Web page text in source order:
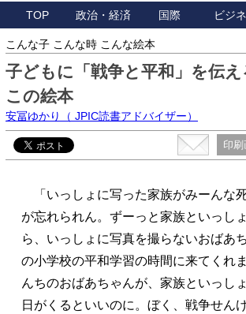
TOP 政治・経済 国際 ビジ
こんな子 こんな時 こんな絵本
子どもに「戦争と平和」を伝え
この絵本
安冨ゆかり （ JPIC読書アドバイザー）
印
「いっしょに写った家族がみーんな
が忘れられん。ずーっと家族といっし
ら、いっしょに写真を撮らないおばあ
の小学校の平和学習の時間に来てくれ
んちのおばあちゃんが、家族といっし
日がくるといいのに。ぼく、戦争せん